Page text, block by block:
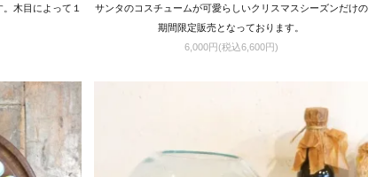
木目によって１
サンタのコスチュームが可愛らしいクリスマスシーズンだけの
期間限定販売となっております。
6,000円(税込6,600円)